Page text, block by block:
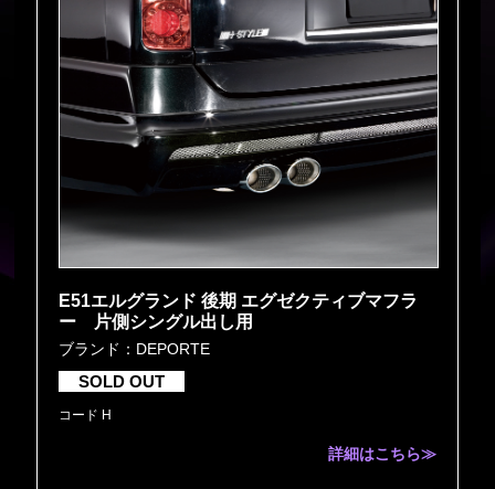
E51エルグランド 後期 エグゼクティブマフラ
ー 片側シングル出し用
ブランド：DEPORTE
SOLD OUT
コード H
詳細はこちら≫